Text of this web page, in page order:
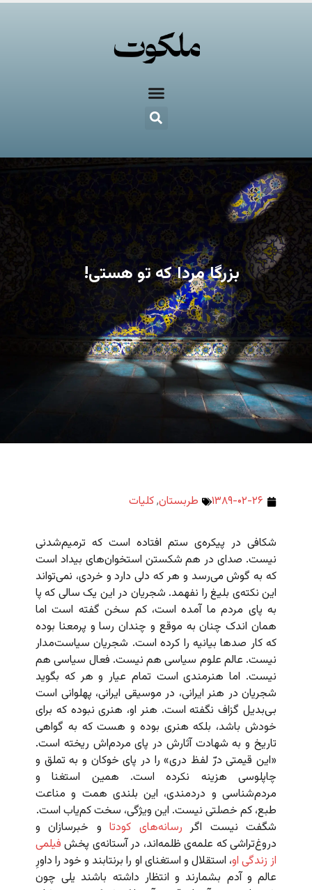
بزرگا مردا که تو هستی!
۱۳۸۹-۰۲-۲۶ طربستان,کلیات
شکافی در پیکره‌ی ستم افتاده است که ترمیم‌شدنی
نیست. صدای در هم شکستن استخوان‌های بیداد است
که به گوش می‌رسد و هر که دلی دارد و خردی، نمی‌تواند
این نکته‌ی بلیغ را نفهمد. شجریان در این یک سالی که پا
به پای مردم ما آمده است، کم سخن گفته است اما
همان اندک چنان به موقع و چندان رسا و پرمعنا بوده
که کار صدها بیانیه را کرده است. شجریان سیاست‌مدار
نیست. عالم علوم سیاسی هم نیست. فعال سیاسی هم
نیست. اما هنرمندی است تمام عیار و هر که بگوید
شجریان در هنر ایرانی، در موسیقی ایرانی، پهلوانی است
بی‌بدیل گزاف نگفته است. هنر او، هنری نبوده که برای
خودش باشد، بلکه هنری بوده و هست که به گواهی
تاریخ و به شهادت آثارش در پای مردم‌اش ریخته است.
«این قیمتی درّ لفظ دری» را در پای خوکان و به تملق و
چاپلوسی هزینه نکرده است. همین استغنا و
مردم‌شناسی و دردمندی، این بلندی همت و مناعت
طبع، کم خصلتی نیست. این ویژگی، سخت کم‌یاب است.
شگفت نیست اگر رسانه‌های کودتاو خبرسازان و
دروغ‌‌تراشی که علمه‌ی ظلمه‌اند، در آستانه‌ی پخش فیلمی
از زندگی او، استقلال و استغنای او را برنتابند و خود را داورِ
عالم و آدم بشمارند و انتظار داشته باشند یلی چون